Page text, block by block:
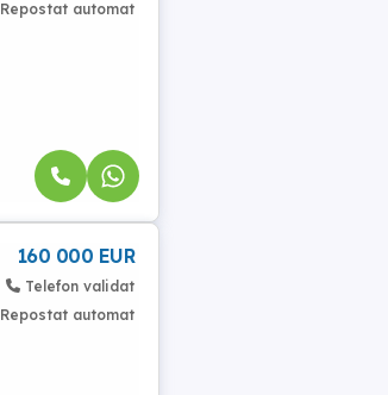
Repostat automat
160 000 EUR
Telefon validat
Repostat automat